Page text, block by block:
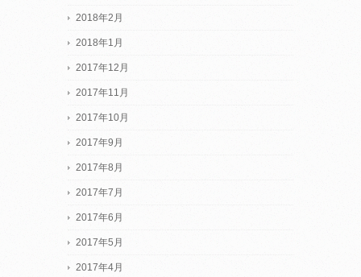
2018年2月
2018年1月
2017年12月
2017年11月
2017年10月
2017年9月
2017年8月
2017年7月
2017年6月
2017年5月
2017年4月